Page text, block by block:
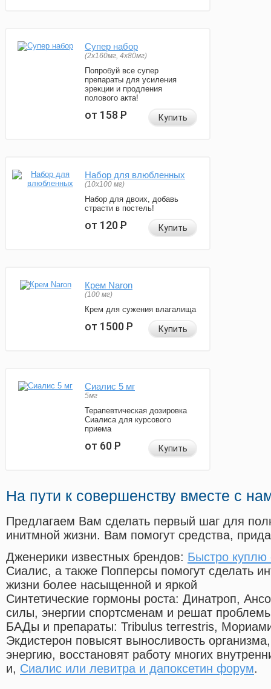
Супер набор
(2х160мг, 4х80мг)
Попробуй все супер
препараты для усиления
эрекции и продления
полового акта!
от 158Р Купить
Набор для влюбленных
(10х100 мг)
Набор для двоих, добавь
страсти в постель!
от 120Р Купить
Крем Naron
(100 мг)
Крем для сужения влагалища
от 1500Р Купить
Сиалис 5 мг
5мг
Терапевтическая дозировка
Сиалиса для курсового
приема
от 60Р Купить
На пути к совершенству вместе с
Предлагаем Вам сделать первый шаг для
инитмной жизни. Вам помогут средства,
Дженерики известных брендов: Быстро куплю
Сиалис, а также Попперсы помогут сделать
жизни более насыщенной и яркой
Синтетические гормоны роста: Динатроп,
силы, энергии спортсменам и решат
БАДы и препараты: Tribulus terrestris,
Экдистерон повысят выносливость
энергию, восстановят работу многих
и, Сиалис или левитра и дапоксетин форум.